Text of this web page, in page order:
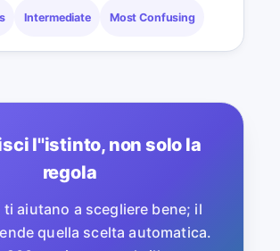
Intermediate Most Confusing
l''istinto, non solo la
regola
ti aiutano a scegliere bene; il
quella scelta automatica.